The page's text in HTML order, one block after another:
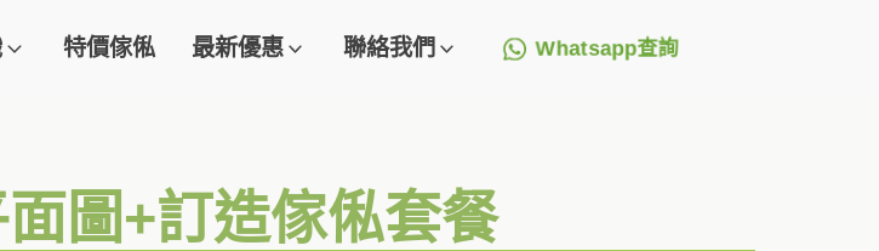
特價傢俬 最新優惠 聯絡我們 Whatsapp查詢
圖+訂造傢俬套餐